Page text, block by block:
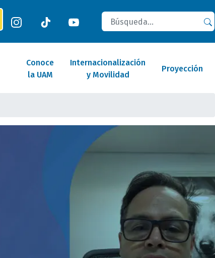
Buscar
Conoce
la UAM
Internacionalización
y Movilidad
Proyección